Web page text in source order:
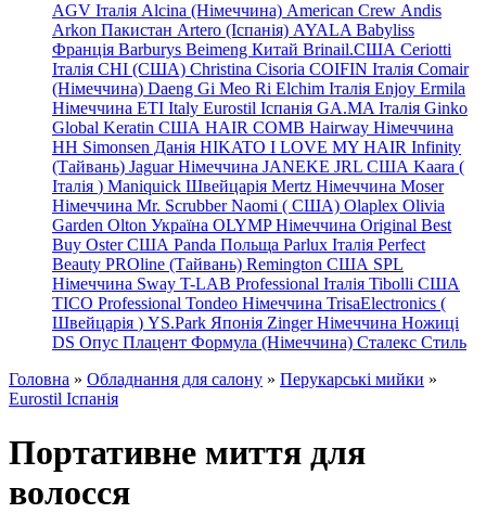
AGV Італія Alcina (Німеччина) American Crew Andis
Arkon Пакистан Artero (Іспанія) AYALA Babyliss
Франція Barburys Beimeng Китай Brinail.США Ceriotti
Італія CHI (США) Christina Cisoria COIFIN Італія Comair
(Німеччина) Daeng Gi Meo Ri Elchim Італія Enjoy Ermila
Німеччина ETI Italy Eurostil Іспанія GA.MA Італія Ginko
Global Keratin США HAIR COMB Hairway Німеччина
HH Simonsen Данія HIKATO I LOVE MY HAIR Infinity
(Тайвань) Jaguar Німеччина JANEKE JRL США Kaara (
Італія ) Maniquick Швейцарія Mertz Німеччина Moser
Німеччина Mr. Scrubber Naomi ( США) Olaplex Olivia
Garden Olton Україна OLYMP Німеччина Original Best
Buy Oster США Panda Польща Parlux Італія Perfect
Beauty PROline (Тайвань) Remington США SPL
Німеччина Sway T-LAB Professional Італія Tibolli США
TICO Professional Tondeo Німеччина TrisaElectronics (
Швейцарія ) YS.Park Японія Zinger Німеччина Ножиці
DS Опус Плацент Формула (Німеччина) Сталекс Стиль
Головна » Обладнання для салону » Перукарські мийки »
Eurostil Іспанія
Портативне миття для
волосся